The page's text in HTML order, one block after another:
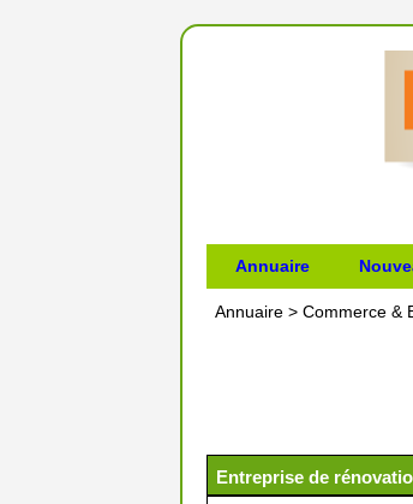
Annuaire
Annuaire > Commerce &
Entreprise de